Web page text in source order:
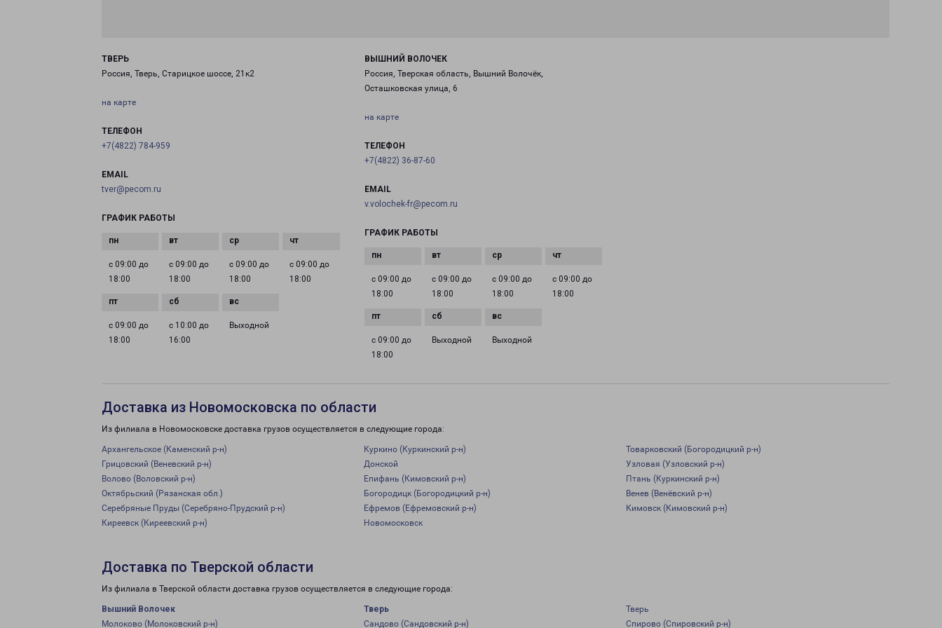
ТВЕРЬ
Россия, Тверь, Старицкое шоссе, 21к2
на карте
ТЕЛЕФОН
+7(4822) 784-959
EMAIL
tver@pecom.ru
ГРАФИК РАБОТЫ
с 09:00 до
18:00
с 09:00 до
18:00
с 09:00 до
18:00
с 09:00 до
18:00
с 09:00 до
18:00
с 10:00 до
16:00
Выходной
ВЫШНИЙ ВОЛОЧЕК
Россия, Тверская область, Вышний Волочёк,
Осташковская улица, 6
на карте
ТЕЛЕФОН
+7(4822) 36-87-60
EMAIL
v.volochek-fr@pecom.ru
ГРАФИК РАБОТЫ
с 09:00 до
18:00
с 09:00 до
18:00
с 09:00 до
18:00
с 09:00 до
18:00
с 09:00 до
18:00
Выходной Выходной
Доставка из Новомосковска по области
Из филиала в Новомосковске доставка грузов осуществляется в следующие города:
Архангельское (Каменский р-н) Куркино (Куркинский р-н)
Товарковский (Богородицкий р-н)
Грицовский (Веневский р-н)
Донской
Узловая (Узловский р-н)
Волово (Воловский р-н)
Епифань (Кимовский р-н)
Птань (Куркинский р-н)
Октябрьский (Рязанская обл.)
Богородицк (Богородицкий р-н)
Венев (Венёвский р-н)
Серебряные Пруды (Серебряно-Прудский р-н)
Ефремов (Ефремовский р-н)
Кимовск (Кимовский р-н)
Киреевск (Киреевский р-н)
Новомосковск
Доставка по Тверской области
Из филиала в Тверской области доставка грузов осуществляется в следующие города:
Вышний Волочек Тверь
Тверь
Молоково (Молоковский р-н)
Сандово (Сандовский р-н) Спирово (Спировский р-н)